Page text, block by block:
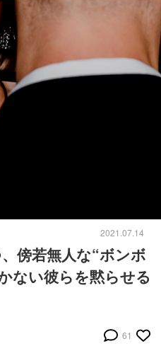
2021.07.14
傍若無人な“ボンボ
ない彼らを黙らせる
61